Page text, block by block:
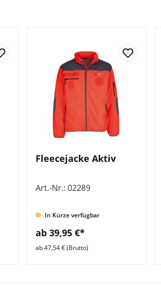
Fleecejacke Aktiv
Art.-Nr.: 02289
In Kürze verfügbar
ab 39,95 €*
ab 47,54 € (Brutto)